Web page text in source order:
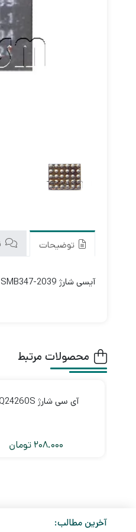
توضیحات
آیسی شارژ SMB347-2039
محصولات مرتبط
آی سی شارژ BQ24260S
208.000 تومان
آخرین مطالب: